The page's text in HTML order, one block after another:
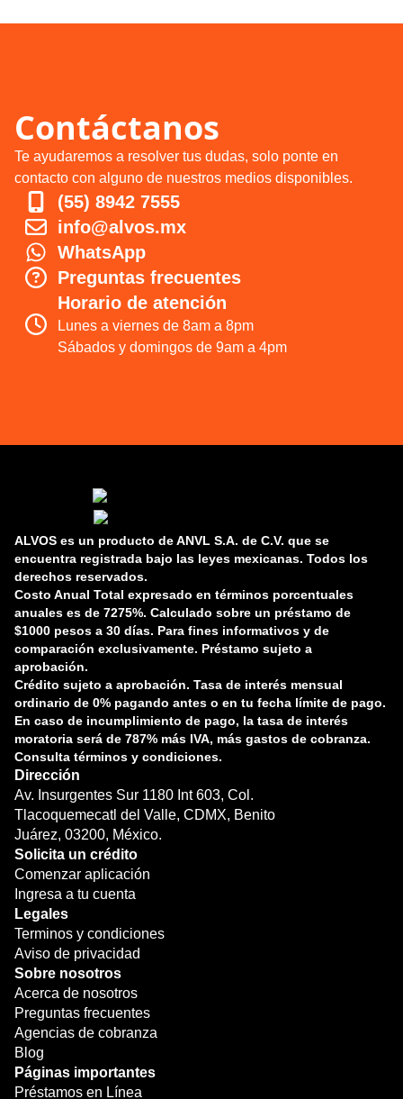
Contáctanos
Te ayudaremos a resolver tus dudas, solo ponte en
contacto con alguno de nuestros medios disponibles.
(55) 8942 7555
info@alvos.mx
WhatsApp
Preguntas frecuentes
Horario de atención
Lunes a viernes de 8am a 8pm
Sábados y domingos de 9am a 4pm
ALVOS es un producto deANVL S.A. de C.V. que se
encuentra registrada bajo las leyes mexicanas. Todos los
derechos reservados.
Costo Anual Total expresado en términos porcentuales
anuales es de 7275%. Calculado sobre un préstamo de
$1000 pesos a 30 días. Para fines informativos y de
comparación exclusivamente. Préstamo sujeto a
aprobación.
Crédito sujeto a aprobación. Tasa de interés mensual
ordinario de 0% pagando antes o en tu fecha límite de pago.
En caso de incumplimiento de pago, la tasa de interés
moratoria será de 787% más IVA, más gastos de cobranza.
Consulta términos y condiciones.
Dirección
Av. Insurgentes Sur 1180 Int 603, Col.
Tlacoquemecatl del Valle, CDMX, Benito
Juárez, 03200, México.
Solicita un crédito
Comenzar aplicación
Ingresa a tu cuenta
Legales
Terminos y condiciones
Aviso de privacidad
Sobre nosotros
Acerca de nosotros
Preguntas frecuentes
Agencias de cobranza
Blog
Páginas importantes
Préstamos en Línea